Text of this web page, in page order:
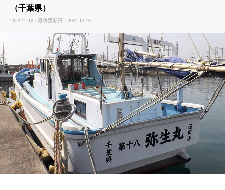
（千葉県）
2022.12.10 / 最終更新日：2022.12.10